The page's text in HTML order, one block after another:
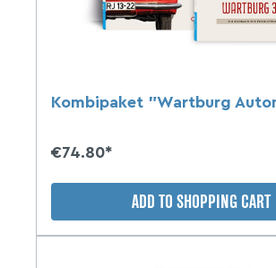
Kombipaket "Wartburg
€74.80*
ADD TO SHOPPING CART